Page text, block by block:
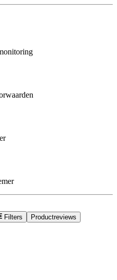
Filters Productreviews